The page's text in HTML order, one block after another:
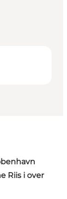
Riis i over